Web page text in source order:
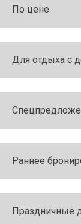
По цене
Для отдыха с
Раннее
Праздничные